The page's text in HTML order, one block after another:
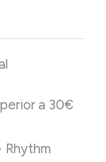
a 30€
Rhythm